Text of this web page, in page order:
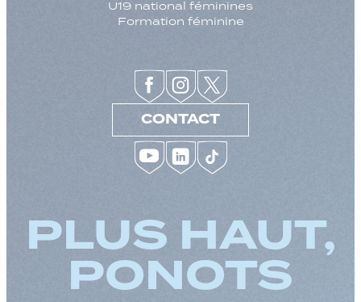
U19 national féminines
Formation féminine
CONTACT
PLUS HAUT,
PONOTS